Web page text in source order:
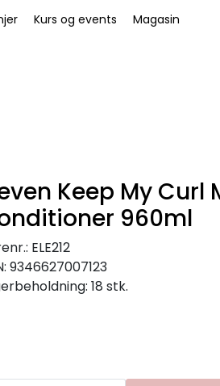
Kurs og events Magasin
Keep My Curl
960ml
ELE212
9346627007123
18 stk.